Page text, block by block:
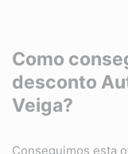
Como
desconto
Veiga?
Conseguimos esta